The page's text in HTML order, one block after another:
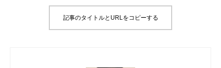
記事のタイトルとURLをコピーする